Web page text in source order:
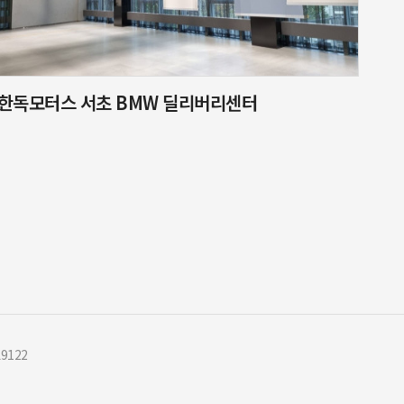
독모터스 서초 BMW 딜리버리센터